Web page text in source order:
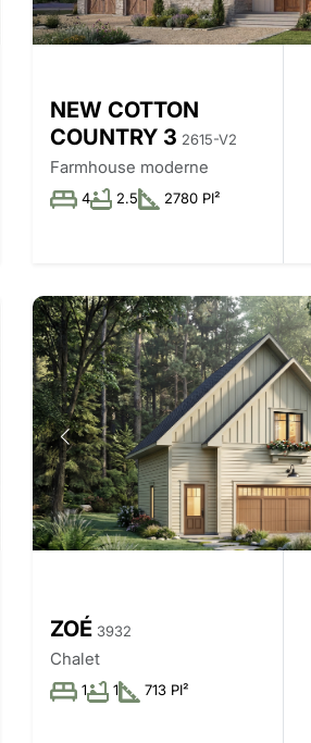
NEW COTTON
COUNTRY 3 2615-V2
Farmhouse moderne
4 2.5 2780 PI²
ZOÉ 3932
Chalet
1 1 713 PI²